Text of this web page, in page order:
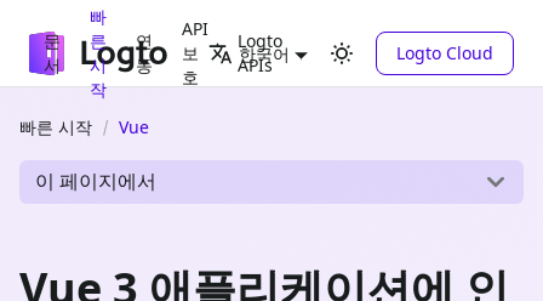
문
서
빠
른
시
작
연
동
API
보
호
Logto
APIs
한국어 Logto Cloud
빠른 시작 Vue
이 페이지에서
Vue 3 애플리케이션에 인